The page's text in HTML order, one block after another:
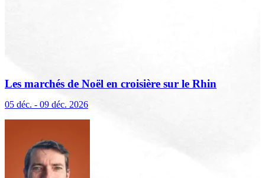
Les marchés de Noël en croisière sur le Rhin
05 déc. - 09 déc. 2026